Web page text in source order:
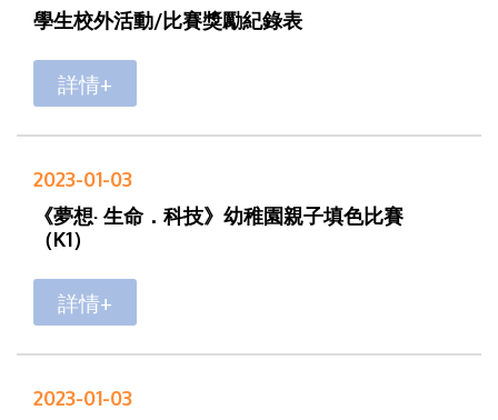
學生校外活動/比賽獎勵紀錄表
詳情+
2023-01-03
《夢想· 生命．科技》幼稚園親子填色比賽
（K1）
詳情+
2023-01-03